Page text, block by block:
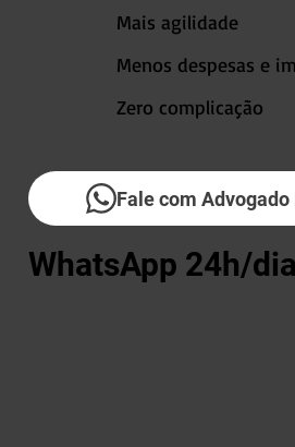
Mais agilidade
Menos despesas e
Zero complicação
Fale com
WhatsApp 24h/dia